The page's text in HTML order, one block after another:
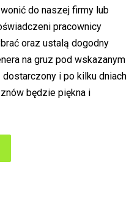
do naszej firmy lub
pracownicy
oraz ustalą dogodny
na gruz pod wskazanym
i po kilku dniach
będzie piękna i